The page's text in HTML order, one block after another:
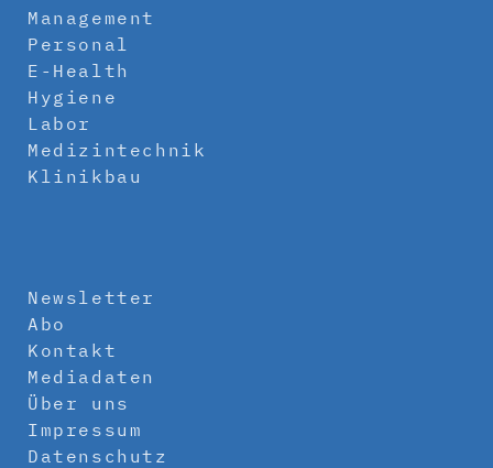
Management
Personal
E-Health
Hygiene
Labor
Medizintechnik
Klinikbau
Newsletter
Abo
Kontakt
Mediadaten
Über uns
Impressum
Datenschutz